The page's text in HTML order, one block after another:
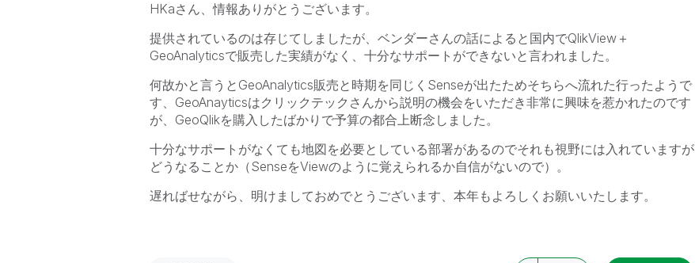
HKaさん、情報ありがとうございます。
提供されているのは存じてしましたが、ベンダーさんの話によると国内でQlikView＋
GeoAnalyticsで販売した実績がなく、十分なサポートができないと言われました。
何故かと言うとGeoAnalytics販売と時期を同じくSenseが出たためそちらへ流れた行ったようで
す、GeoAnayticsはクリックテックさんから説明の機会をいただき非常に興味を惹かれたのです
が、GeoQlikを購入したばかりで予算の都合上断念しました。
十分なサポートがなくても地図を必要としている部署があるのでそれも視野には入れていますが
どうなることか（SenseをViewのように覚えられるか自信がないので）。
遅ればせながら、明けましておめでとうございます、本年もよろしくお願いいたします。